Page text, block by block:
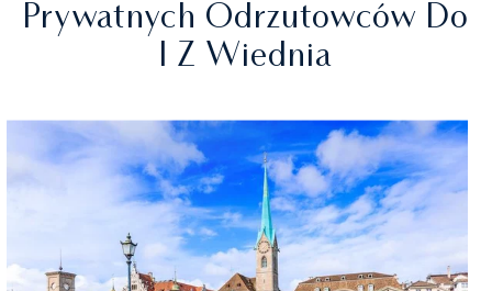
Prywatnych Odrzutowców Do
I Z Wiednia